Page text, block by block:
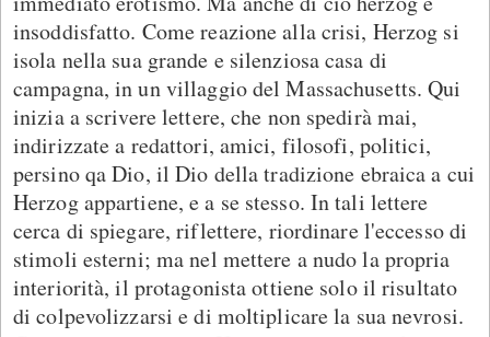
insoddisfatto. Come reazione alla crisi, Herzog si
isola nella sua grande e silenziosa casa di
campagna, in un villaggio del Massachusetts. Qui
inizia a scrivere lettere, che non spedirà mai,
indirizzate a redattori, amici, filosofi, politici,
persino qa Dio, il Dio della tradizione ebraica a cui
Herzog appartiene, e a se stesso. In tali lettere
cerca di spiegare, riflettere, riordinare l'eccesso di
stimoli esterni; ma nel mettere a nudo la propria
interiorità, il protagonista ottiene solo il risultato
di colpevolizzarsi e di moltiplicare la sua nevrosi.